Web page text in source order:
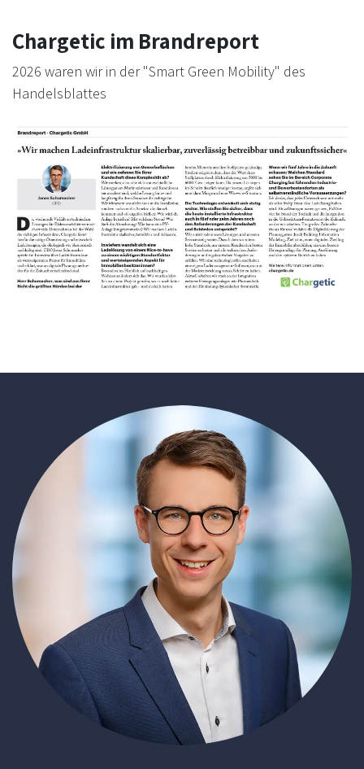
Chargetic im Brandreport
2026 waren wir in der "Smart Green Mobility" des
Handelsblattes